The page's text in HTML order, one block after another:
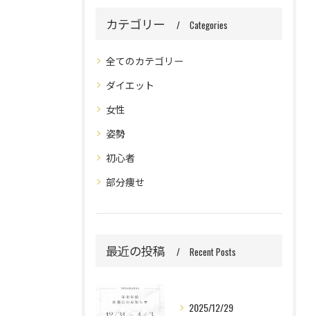
カテゴリー Categories
全てのカテゴリー
ダイエット
女性
姿勢
初心者
部分痩せ
最近の投稿 Recent Posts
2025/12/29